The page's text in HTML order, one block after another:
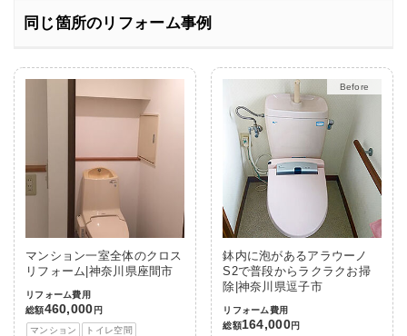
同じ箇所のリフォーム事例
マンション一室全体のクロス
リフォーム|神奈川県座間市
リフォーム費用
総額460,000 円
マンション
トイレ空間
After
鉢内に泡があるアラウーノ
S2で普段からラクラクお掃
除|神奈川県逗子市
リフォーム費用
総額164,000円